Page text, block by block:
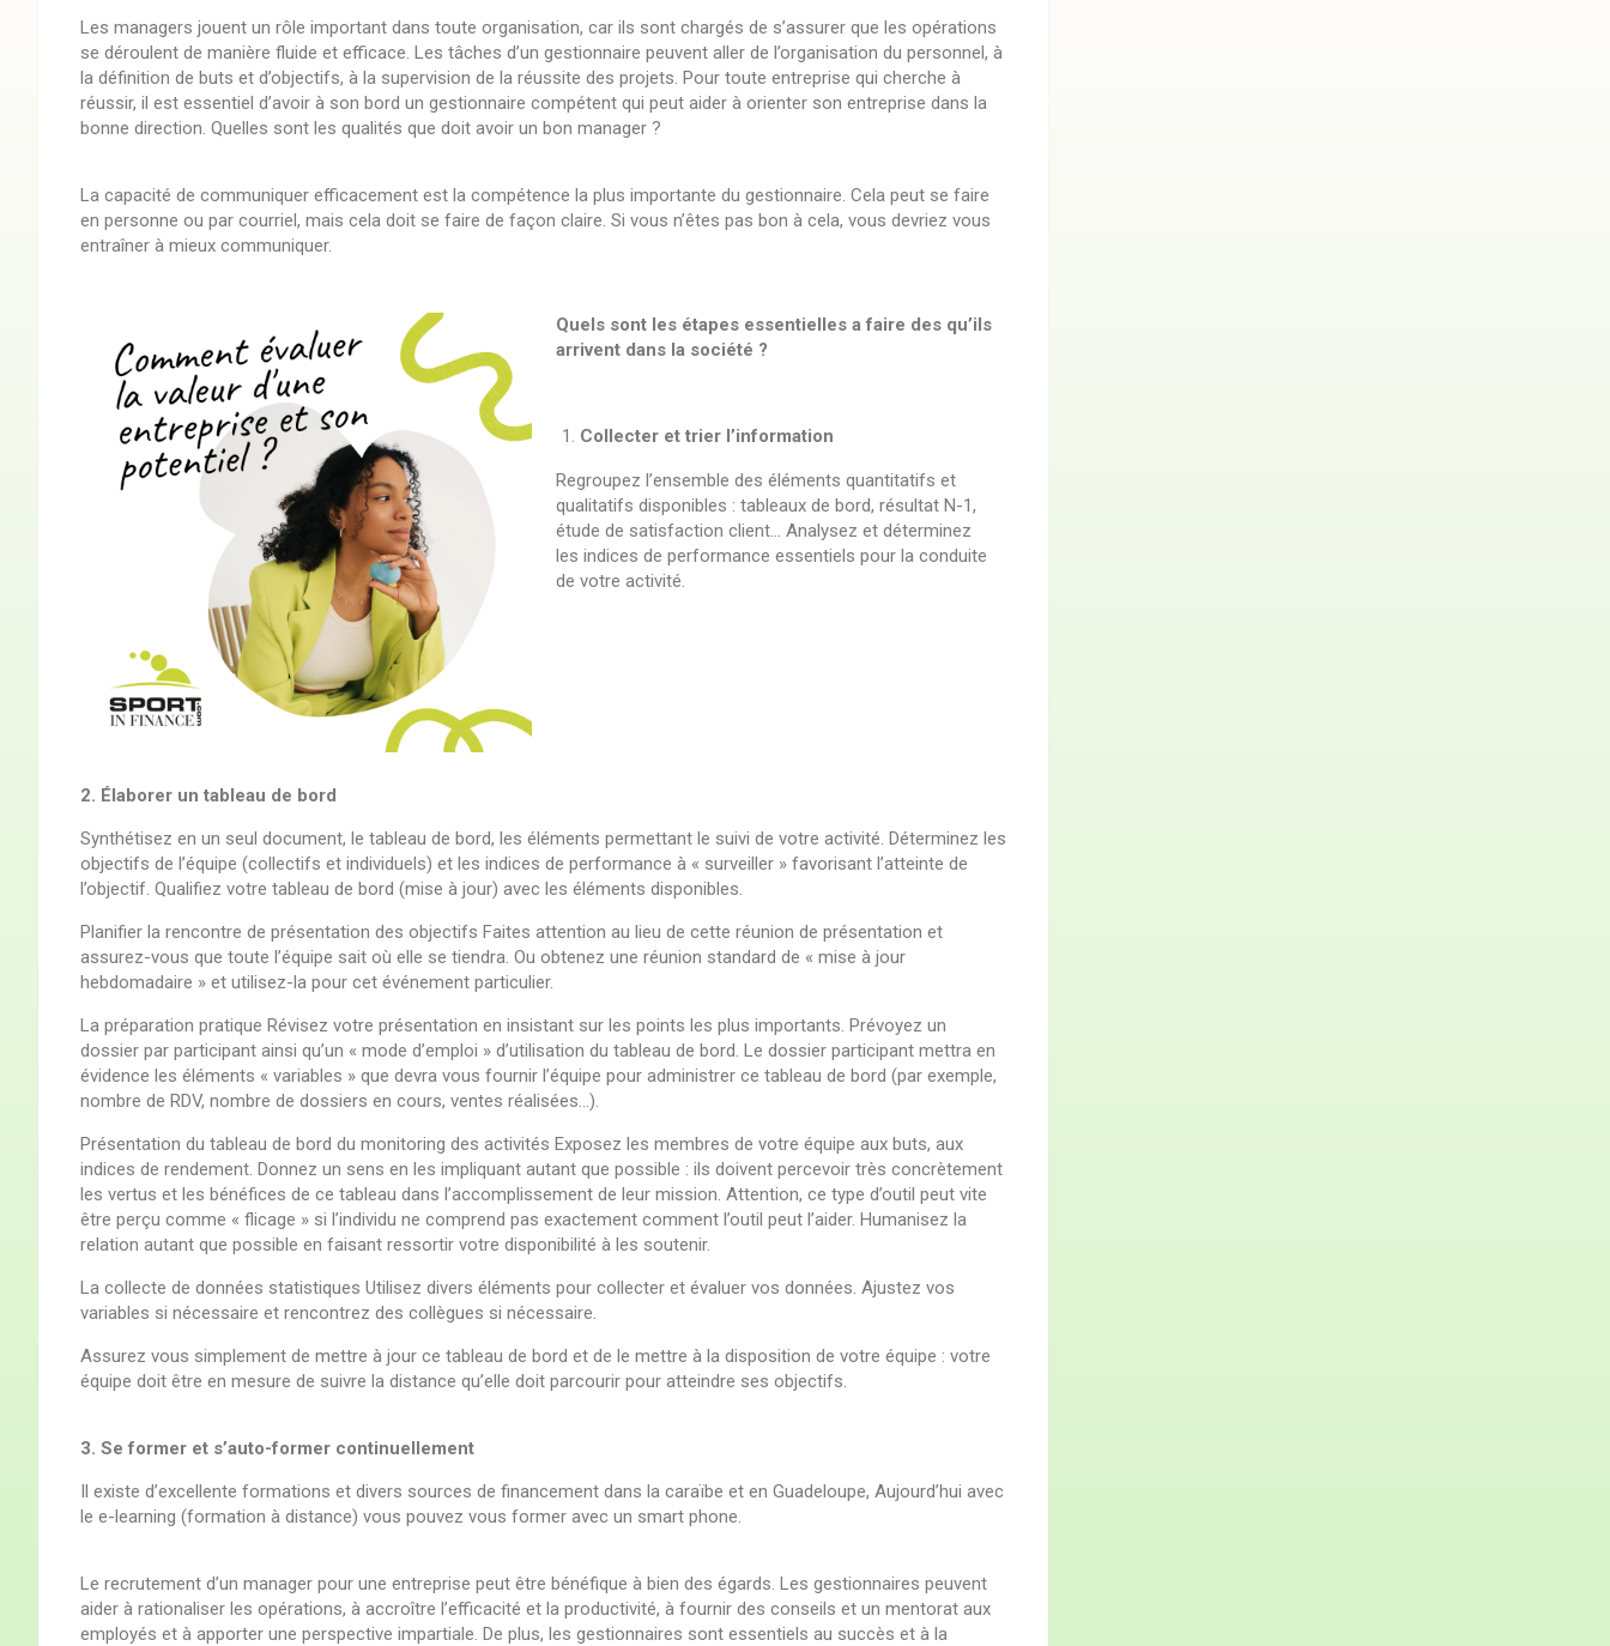
Les managers jouent un rôle important dans toute organisation, car ils sont chargés de s’assurer que les opérations
se déroulent de manière fluide et efficace. Les tâches d’un gestionnaire peuvent aller de l’organisation du personnel, à
la définition de buts et d’objectifs, à la supervision de la réussite des projets. Pour toute entreprise qui cherche à
réussir, il est essentiel d’avoir à son bord un gestionnaire compétent qui peut aider à orienter son entreprise dans la
bonne direction. Quelles sont les qualités que doit avoir un bon manager ?
La capacité de communiquer efficacement est la compétence la plus importante du gestionnaire. Cela peut se faire
en personne ou par courriel, mais cela doit se faire de façon claire. Si vous n’êtes pas bon à cela, vous devriez vous
entraîner à mieux communiquer.
Quels sont les étapes essentielles a faire des qu’ils
arrivent dans la société ?
Collecter et trier l’information
Regroupez l’ensemble des éléments quantitatifs et
qualitatifs disponibles : tableaux de bord, résultat N-1,
étude de satisfaction client… Analysez et déterminez
les indices de performance essentiels pour la conduite
de votre activité.
2. Élaborer un tableau de bord
Synthétisez en un seul document, le tableau de bord, les éléments permettant le suivi de votre activité. Déterminez les
objectifs de l’équipe (collectifs et individuels) et les indices de performance à « surveiller » favorisant l’atteinte de
l’objectif. Qualifiez votre tableau de bord (mise à jour) avec les éléments disponibles.
Planifier la rencontre de présentation des objectifs Faites attention au lieu de cette réunion de présentation et
assurez-vous que toute l’équipe sait où elle se tiendra. Ou obtenez une réunion standard de « mise à jour
hebdomadaire » et utilisez-la pour cet événement particulier.
La préparation pratique Révisez votre présentation en insistant sur les points les plus importants. Prévoyez un
dossier par participant ainsi qu’un « mode d’emploi » d’utilisation du tableau de bord. Le dossier participant mettra en
évidence les éléments « variables » que devra vous fournir l’équipe pour administrer ce tableau de bord (par exemple,
nombre de RDV, nombre de dossiers en cours, ventes réalisées…).
Présentation du tableau de bord du monitoring des activités Exposez les membres de votre équipe aux buts, aux
indices de rendement. Donnez un sens en les impliquant autant que possible : ils doivent percevoir très concrètement
les vertus et les bénéfices de ce tableau dans l’accomplissement de leur mission. Attention, ce type d’outil peut vite
être perçu comme « flicage » si l’individu ne comprend pas exactement comment l’outil peut l’aider. Humanisez la
relation autant que possible en faisant ressortir votre disponibilité à les soutenir.
La collecte de données statistiques Utilisez divers éléments pour collecter et évaluer vos données. Ajustez vos
variables si nécessaire et rencontrez des collègues si nécessaire.
Assurez vous simplement de mettre à jour ce tableau de bord et de le mettre à la disposition de votre équipe : votre
équipe doit être en mesure de suivre la distance qu’elle doit parcourir pour atteindre ses objectifs.
3. Se former et s’auto-former continuellement
Il existe d’excellente formations et divers sources de financement dans la caraïbe et en Guadeloupe, Aujourd’hui avec
le e-learning (formation à distance) vous pouvez vous former avec un smart phone.
Le recrutement d’un manager pour une entreprise peut être bénéfique à bien des égards. Les gestionnaires peuvent
aider à rationaliser les opérations, à accroître l’efficacité et la productivité, à fournir des conseils et un mentorat aux
employés et à apporter une perspective impartiale. De plus, les gestionnaires sont essentiels au succès et à la